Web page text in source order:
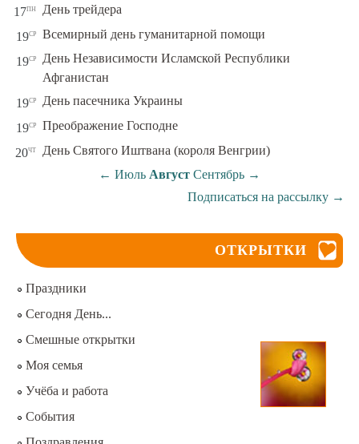
17пн День трейдера
19ср Всемирный день гуманитарной помощи
19ср
День Независимости Исламской Республики
Афганистан
19ср День пасечника Украины
19ср Преображение Господне
20чт
День Святого Иштвана (короля Венгрии)
← Июль Август Сентябрь →
Подписаться на рассылку →
ОТКРЫТКИ
Праздники
Сегодня День...
Смешные открытки
Моя семья
Учёба и работа
События